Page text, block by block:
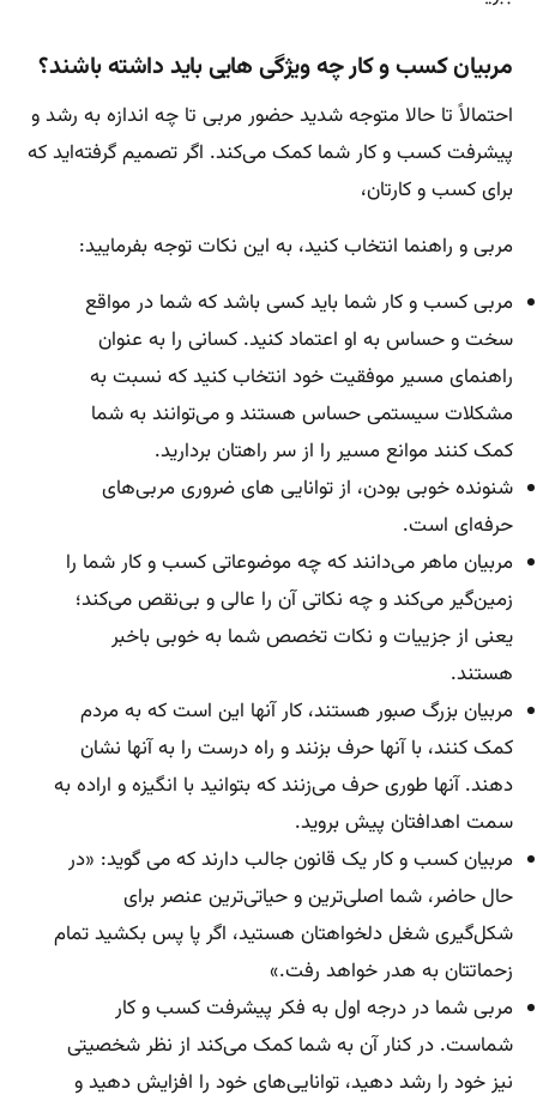
مربیان کسب و کار چه ویژگی هایی باید داشته باشند؟
احتمالاً تا حالا متوجه شدید حضور مربی تا چه اندازه به رشد و
پیشرفت کسب و کار شما کمک می‌کند. اگر تصمیم گرفته‌اید که
برای کسب و کارتان،
مربی و راهنما انتخاب کنید، به این نکات توجه بفرمایید:
مربی کسب و کار شما باید کسی باشد که شما در مواقع
سخت و حساس به او اعتماد کنید. کسانی را به عنوان
راهنمای مسیر موفقیت خود انتخاب کنید که نسبت به
مشکلات سیستمی حساس هستند و می‌توانند به شما
کمک کنند موانع مسیر را از سر راهتان بردارید.
شنونده خوبی بودن، از توانایی های ضروری مربی‌های
حرفه‌ای است.
مربیان ماهر می‌دانند که چه موضوعاتی کسب و کار شما را
زمین‌گیر می‌کند و چه نکاتی آن را عالی و بی‌نقص می‌کند؛
یعنی از جزییات و نکات تخصص شما به خوبی باخبر
هستند.
مربیان بزرگ صبور هستند، کار آنها این است که به مردم
کمک کنند، با آنها حرف بزنند و راه درست را به آنها نشان
دهند. آنها طوری حرف می‌زنند که بتوانید با انگیزه و اراده به
سمت اهدافتان پیش بروید.
مربیان کسب و کار یک قانون جالب دارند که می گوید: «در
حال حاضر، شما اصلی‌ترین و حیاتی‌ترین عنصر برای
شکل‌گیری شغل دلخواهتان هستید، اگر پا پس بکشید تمام
زحماتتان به هدر خواهد رفت.»
مربی شما در درجه اول به فکر پیشرفت کسب و کار
شماست. در کنار آن به شما کمک می‌کند از نظر شخصیتی
نیز خود را رشد دهید، توانایی‌های خود را افزایش دهید و